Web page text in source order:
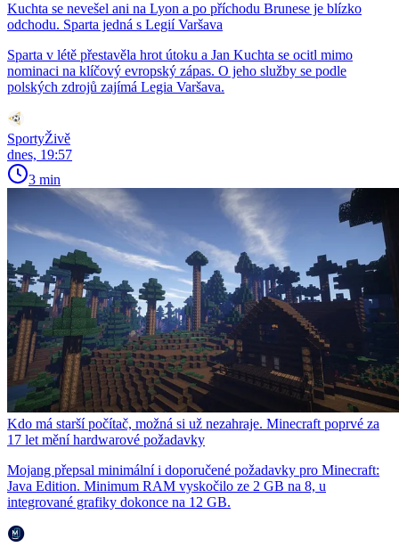
Kuchta se nevešel ani na Lyon a po příchodu Brunese je blízko
odchodu. Sparta jedná s Legií Varšava
Sparta v létě přestavěla hrot útoku a Jan Kuchta se ocitl mimo
nominaci na klíčový evropský zápas. O jeho služby se podle
polských zdrojů zajímá Legia Varšava.
SportyŽivě
dnes, 19:57
3 min
Kdo má starší počítač, možná si už nezahraje. Minecraft poprvé za
17 let mění hardwarové požadavky
Mojang přepsal minimální i doporučené požadavky pro Minecraft:
Java Edition. Minimum RAM vyskočilo ze 2 GB na 8, u
integrované grafiky dokonce na 12 GB.